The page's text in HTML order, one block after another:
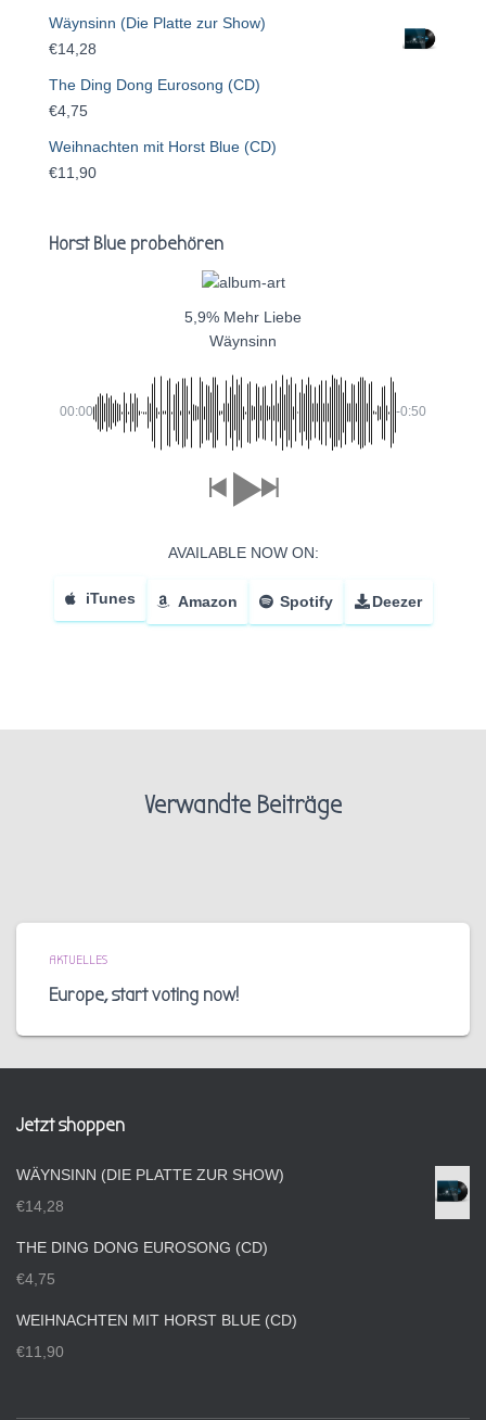
Wäynsinn (Die Platte zur Show)
€14,28
The Ding Dong Eurosong (CD)
€4,75
Weihnachten mit Horst Blue (CD)
€11,90
Horst Blue probehören
5,9% Mehr Liebe
Wäynsinn
00:00 -0:50
AVAILABLE NOW ON:
iTunes Amazon Spotify Deezer
Verwandte Beiträge
AKTUELLES
Europe, start voting now!
Jetzt shoppen
WÄYNSINN (DIE PLATTE ZUR SHOW)
€14,28
THE DING DONG EUROSONG (CD)
€4,75
WEIHNACHTEN MIT HORST BLUE (CD)
€11,90